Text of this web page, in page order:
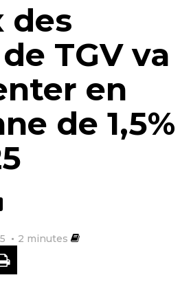
des
TGV va
en
de 1,5%
2 minutes
SUR FACEBOOK
SUR
IMPRIMER